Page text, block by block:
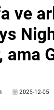
ve
ama
2025-12-05